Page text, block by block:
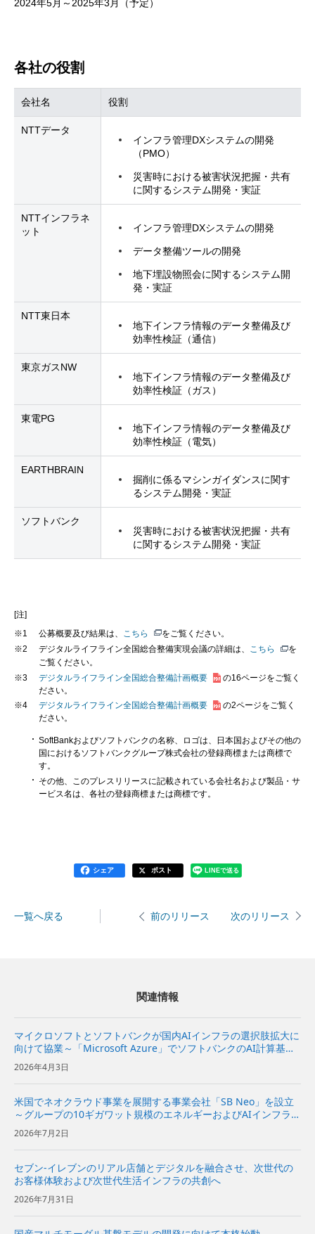
2024年5月～2025年3月（予定）
各社の役割
会社名 役割
NTTデータ
インフラ管理DXシステムの開発
（PMO）
災害時における被害状況把握・共有
に関するシステム開発・実証
NTTインフラネ
ット
インフラ管理DXシステムの開発
データ整備ツールの開発
地下埋設物照会に関するシステム開
発・実証
NTT東日本
地下インフラ情報のデータ整備及び
効率性検証（通信）
東京ガスNW
地下インフラ情報のデータ整備及び
効率性検証（ガス）
東電PG
地下インフラ情報のデータ整備及び
効率性検証（電気）
EARTHBRAIN
掘削に係るマシンガイダンスに関す
るシステム開発・実証
ソフトバンク
災害時における被害状況把握・共有
に関するシステム開発・実証
[注]
※1
公募概要及び結果は、 こちら
をご覧ください。
※2
デジタルライフライン全国総合整備実現会議の詳細は、 こちら
を
ご覧ください。
※3
デジタルライフライン全国総合整備計画概要
の16ページをご覧く
ださい。
※4
デジタルライフライン全国総合整備計画概要
の2ページをご覧く
ださい。
SoftBankおよびソフトバンクの名称、ロゴは、日本国およびその他の
国におけるソフトバンクグループ株式会社の登録商標または商標で
す。
その他、このプレスリリースに記載されている会社名および製品・サ
ービス名は、各社の登録商標または商標です。
シェア ポスト LINEで送る
一覧へ戻る 前のリリース 次のリリース
関連情報
マイクロソフトとソフトバンクが国内AIインフラの選択肢拡大に
向けて協業～「Microsoft Azure」でソフトバンクのAI計算基盤
を活用できるソリューションの共同開発に向けて検討を開始～
2026年4月3日
米国でネオクラウド事業を展開する事業会社「SB Neo」を設立
～グループの10ギガワット規模のエネルギーおよびAIインフラを
基に、米国の企業向けにネオクラウドサービスを提供～
2026年7月2日
セブン-イレブンのリアル店舗とデジタルを融合させ、次世代の
お客様体験および次世代生活インフラの共創へ
2026年7月31日